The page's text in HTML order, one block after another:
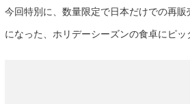
今回特別に、数量限定で日本だけでの再
になった、ホリデーシーズンの食卓にピッ